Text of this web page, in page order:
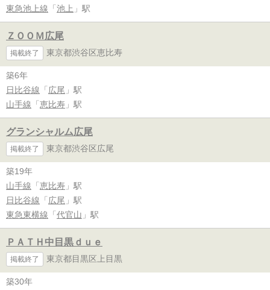
東急池上線 「 池上 」駅
ＺＯＯＭ広尾
掲載終了 東京都渋谷区恵比寿
築6年
日比谷線 「 広尾 」駅
山手線 「 恵比寿 」駅
グランシャルム広尾
掲載終了 東京都渋谷区広尾
築19年
山手線 「 恵比寿 」駅
日比谷線 「 広尾 」駅
東急東横線 「 代官山 」駅
ＰＡＴＨ中目黒ｄｕｅ
掲載終了 東京都目黒区上目黒
築30年